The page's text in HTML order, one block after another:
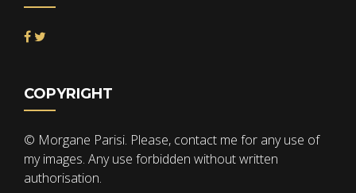
COPYRIGHT
© Morgane Parisi. Please, contact me for any use of
my images. Any use forbidden without written
authorisation.